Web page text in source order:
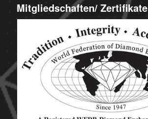
Mitgliedschaften/ Zertifikate